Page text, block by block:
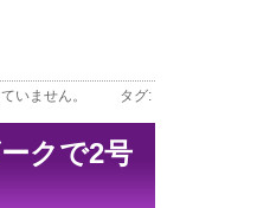
いません。 タグ:
クで2号